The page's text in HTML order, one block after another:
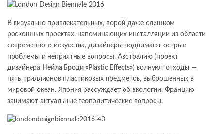
В визуально привлекательных, порой даже слишком
роскошных проектах, напоминающих инсталляции из области
современного искусства, дизайнеры поднимают острые
проблемы и неприятные вопросы. Австралию (проект
дизайнера Нейла Броди «Plastic Effects») волнуют отходы —
пять триллионов пластиковых предметов, выброшенных в
мировой океан. Япония рассуждает об экологии. Францию
занимают актуальные геополитические вопросы.